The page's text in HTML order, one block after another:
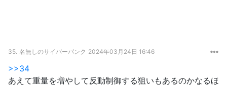
35. 名無しのサイバーパンク 2024年03月24日 16:46
>>34
あえて重量を増やして反動制御する狙いもあるのかなるほ